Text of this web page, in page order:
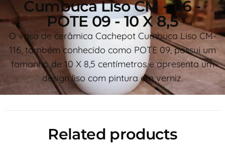
Cumbuca Liso CM - 116 -
POTE 09 - 10 X 8,5
O vaso de cerâmica Cachepot Cumbuca Liso CM-
116, também conhecido como POTE 09, possui um
tamanho de 10 X 8,5 centímetros e apresenta um
design liso com pintura em verniz.
Related products